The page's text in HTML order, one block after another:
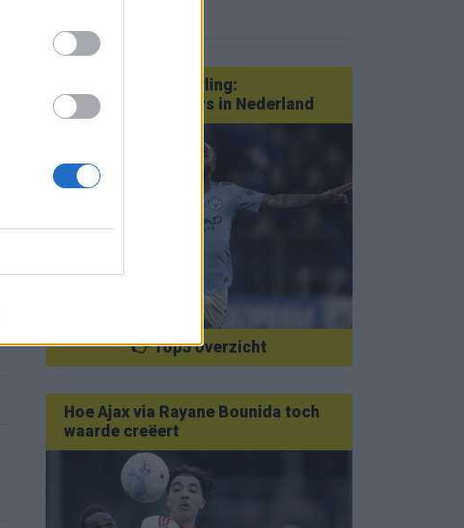
Van Götze tot Sterling:
statementtransfers in Nederland
👉 Top5 overzicht
Hoe Ajax via Rayane Bounida toch
waarde creëert